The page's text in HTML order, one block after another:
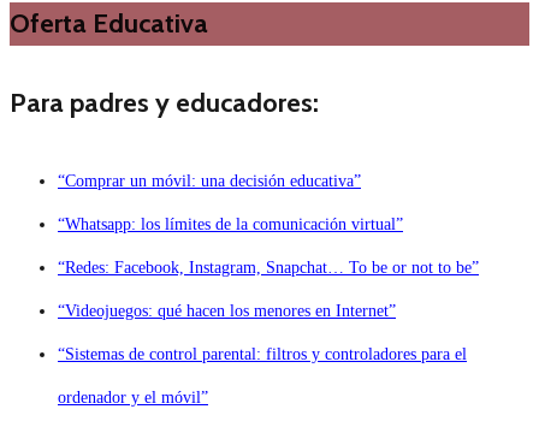
Oferta Educativa
Para padres y educadores:
“Comprar un móvil: una decisión educativa”
“Whatsapp: los límites de la comunicación virtual”
“Redes: Facebook, Instagram, Snapchat… To be or not to be”
“Videojuegos: qué hacen los menores en Internet”
“Sistemas de control parental: filtros y controladores para el
ordenador y el móvil”